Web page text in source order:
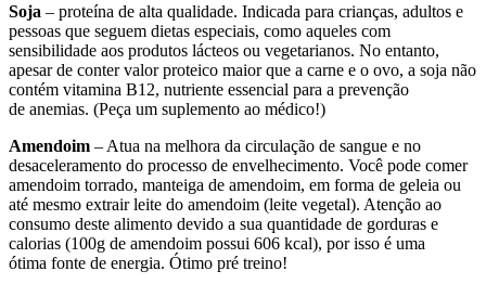
Soja – proteína de alta qualidade. Indicada para crianças, adultos e
pessoas que seguem dietas especiais, como aqueles com
sensibilidade aos produtos lácteos ou vegetarianos. No entanto,
apesar de conter valor proteico maior que a carne e o ovo, a soja não
contém vitamina B12, nutriente essencial para a prevenção
de anemias. (Peça um suplemento ao médico!)
Amendoim – Atua na melhora da circulação de sangue e no
desaceleramento do processo de envelhecimento. Você pode comer
amendoim torrado, manteiga de amendoim, em forma de geleia ou
até mesmo extrair leite do amendoim (leite vegetal). Atenção ao
consumo deste alimento devido a sua quantidade de gorduras e
calorias (100g de amendoim possui 606 kcal), por isso é uma
ótima fonte de energia. Ótimo pré treino!